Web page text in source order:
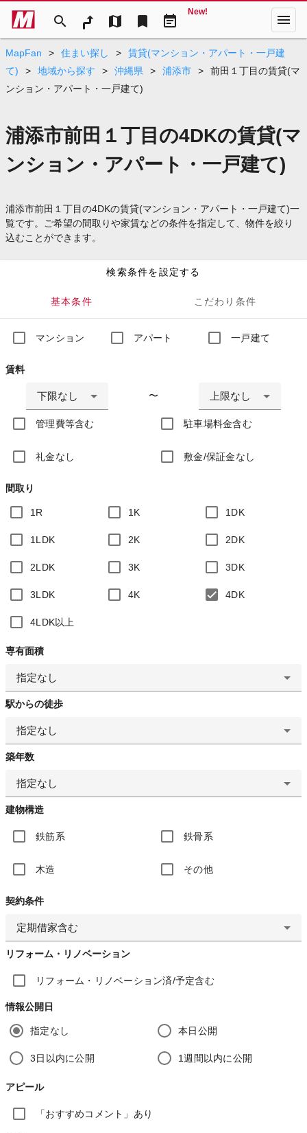
search map bookmark event_note
New! menu
MapFan > 住まい探し >
賃貸(マンション・アパート・一戸建
て)
> 地域から探す > 沖縄県 > 浦添市 >
前田１丁目の賃貸(マ
ンション・アパート・一戸建て)
浦添市前田１丁目の4DKの賃貸(マ
ンション・アパート・一戸建て)
浦添市前田１丁目の4DKの賃貸(マンション・アパート・一戸建て)一
覧です。ご希望の間取りや家賃などの条件を指定して、物件を絞り
込むことができます。
検索条件を設定する
基本条件 こだわり条件
マンション アパート 一戸建て
賃料
下限なし 〜 上限なし
管理費等含む 駐車場料金含む
礼金なし 敷金/保証金なし
間取り
1R 1K 1DK
1LDK 2K 2DK
2LDK 3K 3DK
3LDK 4K 4DK
4LDK以上
専有面積
指定なし
駅からの徒歩
指定なし
築年数
指定なし
建物構造
鉄筋系 鉄骨系
木造 その他
契約条件
定期借家含む
リフォーム・リノベーション
リフォーム・リノベーション済/予定含む
情報公開日
指定なし 本日公開
3日以内に公開 1週間以内に公開
アピール
「おすすめコメント」あり